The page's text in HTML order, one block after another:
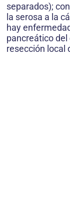
separados);
la serosa a la
hay
pancreático del
resección local